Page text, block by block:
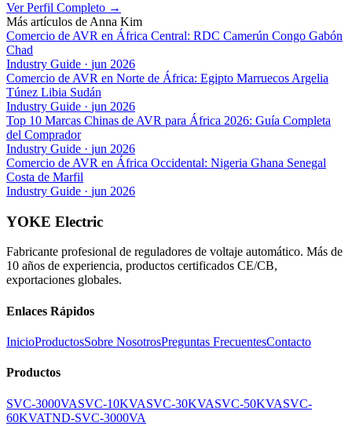
Ver Perfil Completo →
Más artículos de Anna Kim
Comercio de AVR en África Central: RDC Camerún Congo Gabón
Chad
Industry Guide · jun 2026
Comercio de AVR en Norte de África: Egipto Marruecos Argelia
Túnez Libia Sudán
Industry Guide · jun 2026
Top 10 Marcas Chinas de AVR para África 2026: Guía Completa
del Comprador
Industry Guide · jun 2026
Comercio de AVR en África Occidental: Nigeria Ghana Senegal
Costa de Marfil
Industry Guide · jun 2026
YOKE Electric
Fabricante profesional de reguladores de voltaje automático. Más de
10 años de experiencia, productos certificados CE/CB,
exportaciones globales.
Enlaces Rápidos
InicioProductosSobre NosotrosPreguntas FrecuentesContacto
Productos
SVC-3000VASVC-10KVASVC-30KVASVC-50KVASVC-
60KVATND-SVC-3000VA